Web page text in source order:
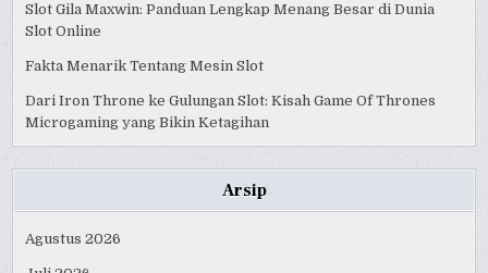
Slot Gila Maxwin: Panduan Lengkap Menang Besar di Dunia
Slot Online
Fakta Menarik Tentang Mesin Slot
Dari Iron Throne ke Gulungan Slot: Kisah Game Of Thrones
Microgaming yang Bikin Ketagihan
Arsip
Agustus 2026